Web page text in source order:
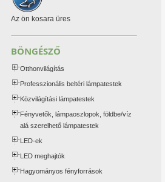
Az ön kosara üres
BÖNGÉSZŐ
Otthonvilágítás
Professzionális beltéri lámpatestek
Közvilágítási lámpatestek
Fényvetők, lámpaoszlopok, földbe/víz
alá szerelhető lámpatestek
LED-ek
LED meghajtók
Hagyományos fényforrások